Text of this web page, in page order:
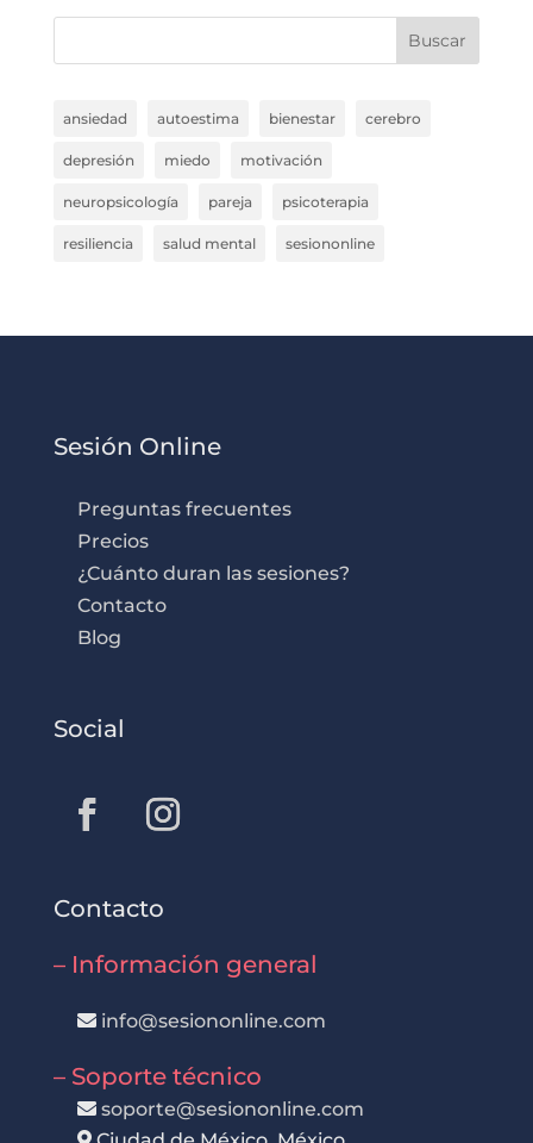
Buscar
ansiedad autoestima bienestar cerebro
depresión miedo motivación
neuropsicología pareja psicoterapia
resiliencia salud mental sesiononline
Sesión Online
Preguntas frecuentes
Precios
¿Cuánto duran las sesiones?
Contacto
Blog
Social
Contacto
– Información general
info@sesiononline.com
– Soporte técnico
soporte@sesiononline.com